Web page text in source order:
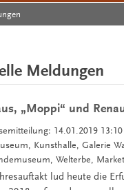
Meldungen
„Moppi“ und
14.01.2019 13:10
Kunsthalle, Galerie
Welterbe,
lud heute die